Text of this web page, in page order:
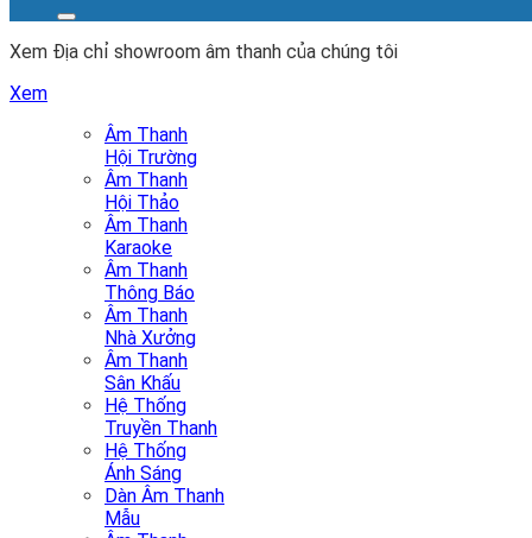
Xem Địa chỉ showroom âm thanh của chúng tôi
Xem
Âm Thanh
Hội Trường
Âm Thanh
Hội Thảo
Âm Thanh
Karaoke
Âm Thanh
Thông Báo
Âm Thanh
Nhà Xưởng
Âm Thanh
Sân Khấu
Hệ Thống
Truyền Thanh
Hệ Thống
Ánh Sáng
Dàn Âm Thanh
Mẫu